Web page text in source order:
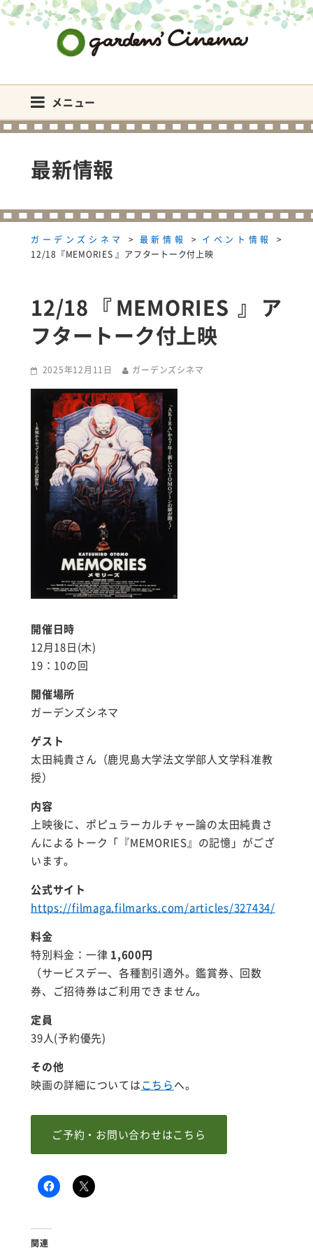
メニュー
最新情報
ガーデンズシネマ > 最新情報 > イベント情報
>
12/18『MEMORIES 』アフタートーク付上映
12/18『MEMORIES 』ア
フタートーク付上映
2025年12月11日 ガーデンズシネマ
開催日時
12月18日(木)
19：10の回
開催場所
ガーデンズシネマ
ゲスト
太田純貴さん（鹿児島大学法文学部人文学科准教
授）
内容
上映後に、ポピュラーカルチャー論の太田純貴さ
んによるトーク「『MEMORIES』の記憶」がござ
います。
公式サイト
https://filmaga.filmarks.com/articles/327434/
料金
特別料金：一律 1,600円
（サービスデー、各種割引適外。鑑賞券、回数
券、ご招待券はご利用できません。
定員
39人(予約優先)
その他
映画の詳細についてはこちらへ。
ご予約・お問い合わせはこちら
関連